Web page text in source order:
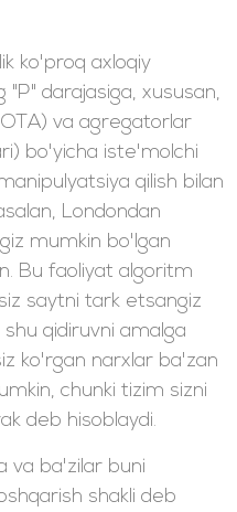
ko'proq axloqiy
darajasiga, xususan,
va agregatorlar
bo'yicha iste'molchi
qilish bilan
Londondan
mumkin bo'lgan
Bu faoliyat algoritm
saytni tark etsangiz
qidiruvni amalga
ko'rgan narxlar ba'zan
chunki tizim sizni
deb hisoblaydi.
va ba'zilar buni
shakli deb